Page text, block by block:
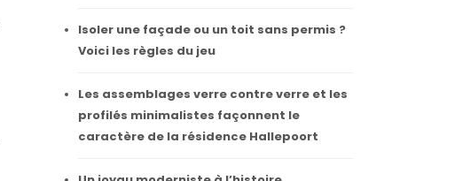
Isoler une façade ou un toit sans permis ?
Voici les règles du jeu
Les assemblages verre contre verre et les
profilés minimalistes façonnent le
caractère de la résidence Hallepoort